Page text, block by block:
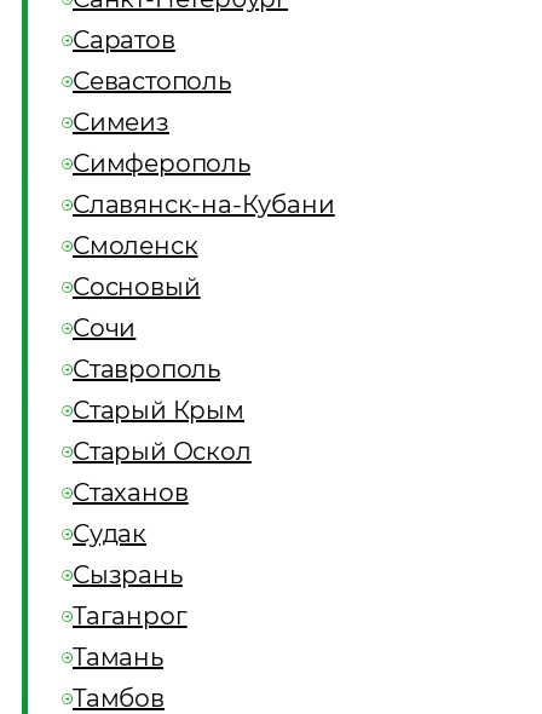
Саратов
Севастополь
Симеиз
Симферополь
Славянск-на-Кубани
Смоленск
Сосновый
Сочи
Ставрополь
Старый Крым
Старый Оскол
Стаханов
Судак
Сызрань
Таганрог
Тамань
Тамбов